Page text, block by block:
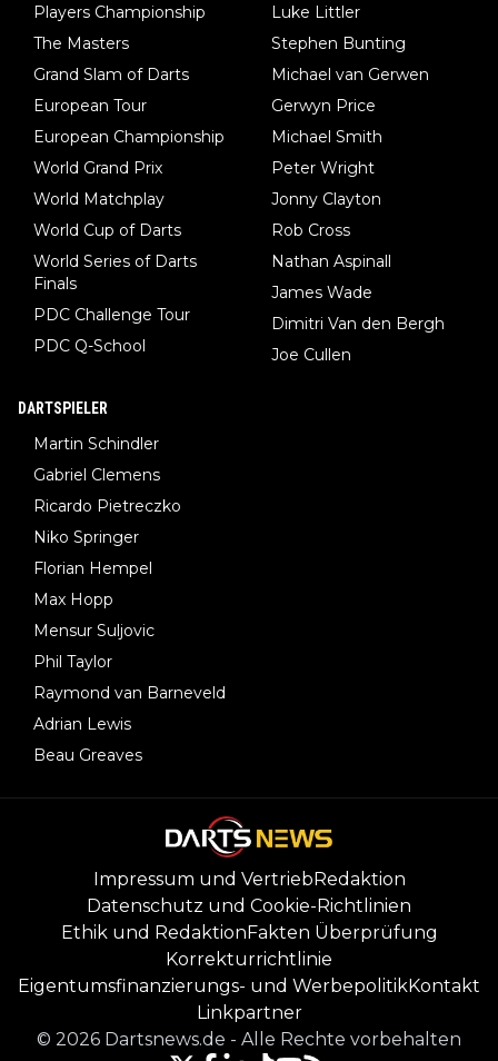
Players Championship
The Masters
Grand Slam of Darts
European Tour
European Championship
World Grand Prix
World Matchplay
World Cup of Darts
World Series of Darts
Finals
PDC Challenge Tour
PDC Q-School
Luke Littler
Stephen Bunting
Michael van Gerwen
Gerwyn Price
Michael Smith
Peter Wright
Jonny Clayton
Rob Cross
Nathan Aspinall
James Wade
Dimitri Van den Bergh
Joe Cullen
DARTSPIELER
Martin Schindler
Gabriel Clemens
Ricardo Pietreczko
Niko Springer
Florian Hempel
Max Hopp
Mensur Suljovic
Phil Taylor
Raymond van Barneveld
Adrian Lewis
Beau Greaves
Impressum und Vertrieb Redaktion
Datenschutz und Cookie-Richtlinien
Ethik und Redaktion Fakten Überprüfung
Korrekturrichtlinie
Eigentumsfinanzierungs- und WerbepolitikKontakt
Linkpartner
© 2026 Dartsnews.de - Alle Rechte vorbehalten